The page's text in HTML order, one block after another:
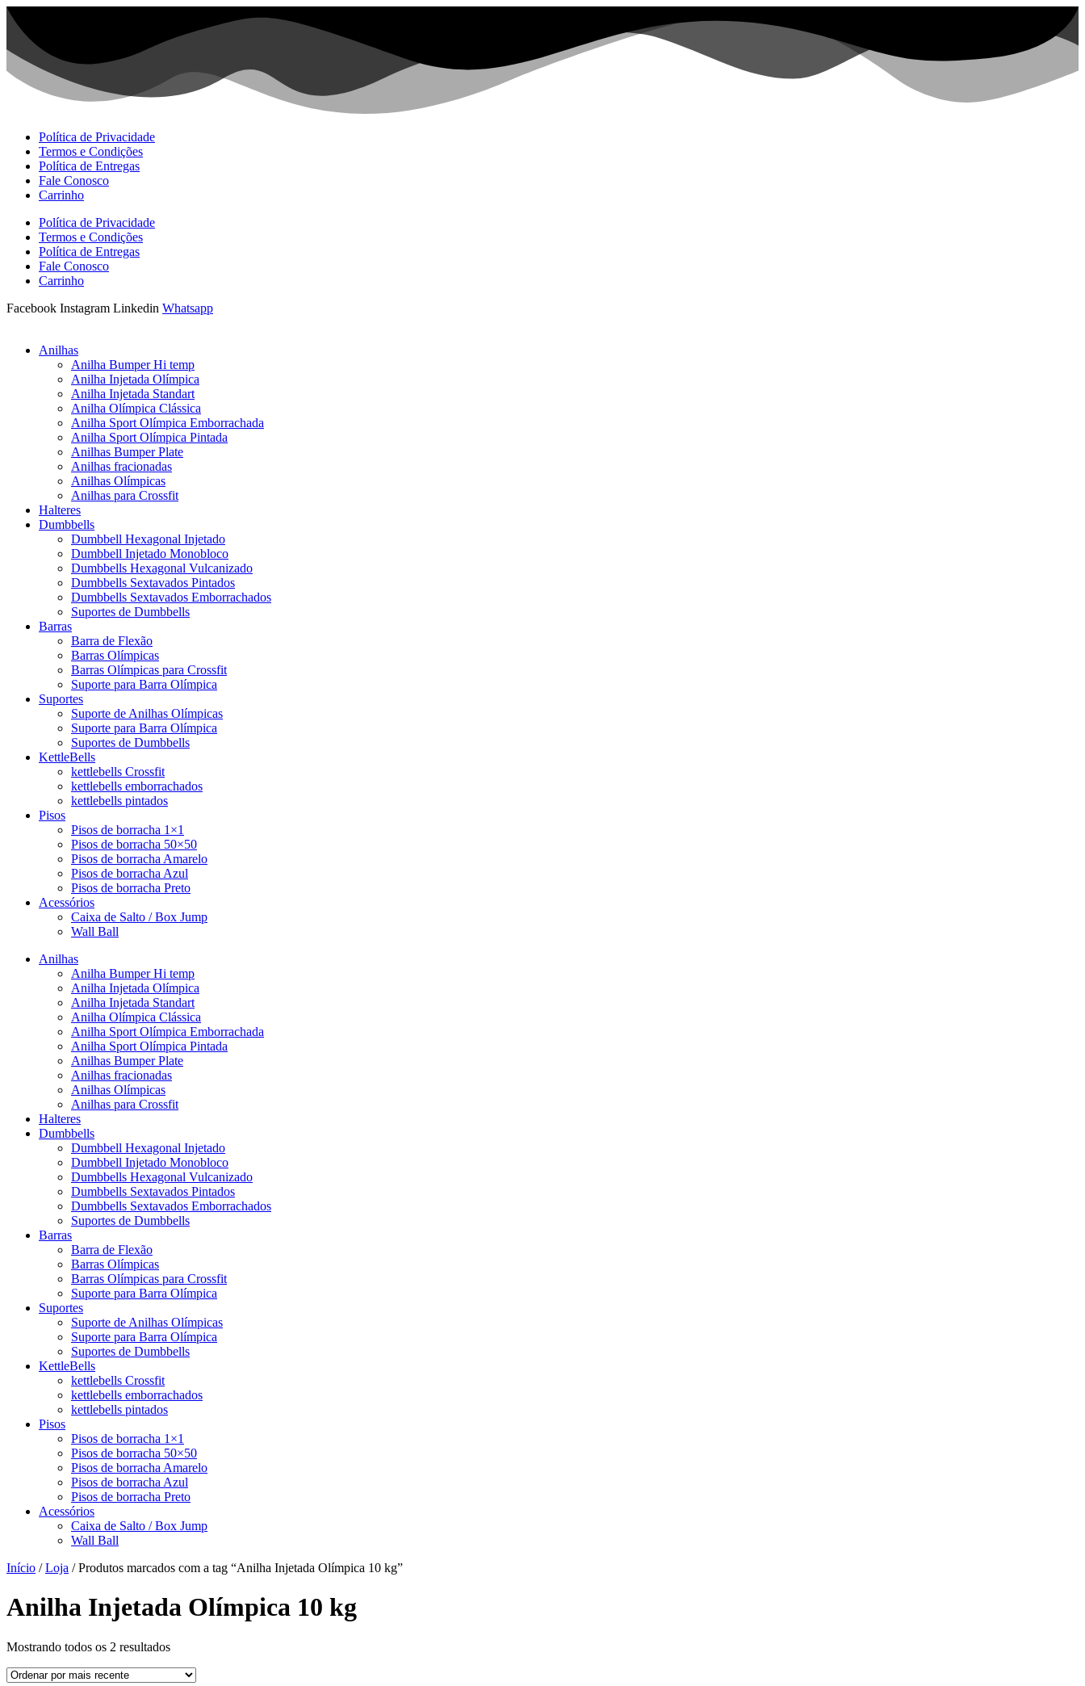
Ir
para
conteúdo
Política de Privacidade
Termos e Condições
Política de Entregas
Fale Conosco
Carrinho
Política de Privacidade
Termos e Condições
Política de Entregas
Fale Conosco
Carrinho
Facebook Instagram Linkedin Whatsapp
Anilhas
Anilha Bumper Hi temp
Anilha Injetada Olímpica
Anilha Injetada Standart
Anilha Olímpica Clássica
Anilha Sport Olímpica Emborrachada
Anilha Sport Olímpica Pintada
Anilhas Bumper Plate
Anilhas fracionadas
Anilhas Olímpicas
Anilhas para Crossfit
Halteres
Dumbbells
Dumbbell Hexagonal Injetado
Dumbbell Injetado Monobloco
Dumbbells Hexagonal Vulcanizado
Dumbbells Sextavados Pintados
Dumbbells Sextavados Emborrachados
Suportes de Dumbbells
Barras
Barra de Flexão
Barras Olímpicas
Barras Olímpicas para Crossfit
Suporte para Barra Olímpica
Suportes
Suporte de Anilhas Olímpicas
Suporte para Barra Olímpica
Suportes de Dumbbells
KettleBells
kettlebells Crossfit
kettlebells emborrachados
kettlebells pintados
Pisos
Pisos de borracha 1×1
Pisos de borracha 50×50
Pisos de borracha Amarelo
Pisos de borracha Azul
Pisos de borracha Preto
Acessórios
Caixa de Salto / Box Jump
Wall Ball
Anilhas
Anilha Bumper Hi temp
Anilha Injetada Olímpica
Anilha Injetada Standart
Anilha Olímpica Clássica
Anilha Sport Olímpica Emborrachada
Anilha Sport Olímpica Pintada
Anilhas Bumper Plate
Anilhas fracionadas
Anilhas Olímpicas
Anilhas para Crossfit
Halteres
Dumbbells
Dumbbell Hexagonal Injetado
Dumbbell Injetado Monobloco
Dumbbells Hexagonal Vulcanizado
Dumbbells Sextavados Pintados
Dumbbells Sextavados Emborrachados
Suportes de Dumbbells
Barras
Barra de Flexão
Barras Olímpicas
Barras Olímpicas para Crossfit
Suporte para Barra Olímpica
Suportes
Suporte de Anilhas Olímpicas
Suporte para Barra Olímpica
Suportes de Dumbbells
KettleBells
kettlebells Crossfit
kettlebells emborrachados
kettlebells pintados
Pisos
Pisos de borracha 1×1
Pisos de borracha 50×50
Pisos de borracha Amarelo
Pisos de borracha Azul
Pisos de borracha Preto
Acessórios
Caixa de Salto / Box Jump
Wall Ball
Início /Loja / Produtos marcados com a tag “Anilha Injetada Olímpica 10 kg”
Anilha Injetada Olímpica 10 kg
Mostrando todos os 2 resultadosClassificado
mais